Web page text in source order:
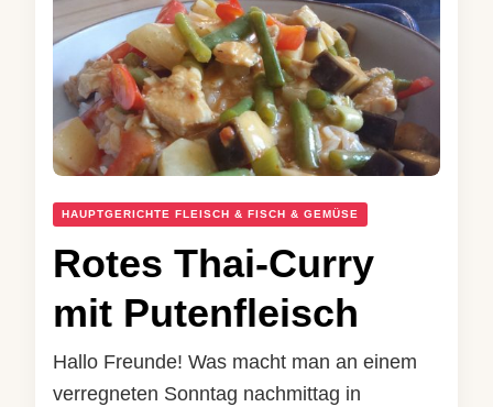
HAUPTGERICHTE FLEISCH & FISCH & GEMÜSE
Rotes Thai-Curry
mit Putenfleisch
Hallo Freunde! Was macht man an einem
verregneten Sonntag nachmittag in